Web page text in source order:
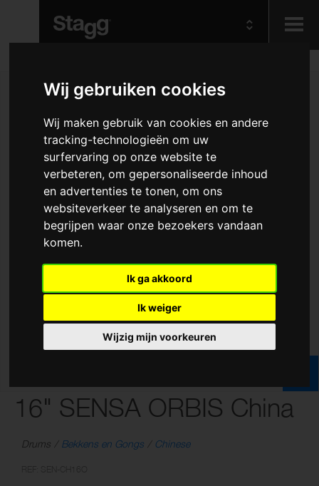
Wij gebruiken cookies
Wij maken gebruik van cookies en andere
tracking-technologieën om uw
surfervaring op onze website te
verbeteren, om gepersonaliseerde inhoud
en advertenties te tonen, om ons
websiteverkeer te analyseren en om te
begrijpen waar onze bezoekers vandaan
komen.
Ik ga akkoord
Ik weiger
Wijzig mijn voorkeuren
Audio &
Lighting
16" SENSA ORBIS China
Drums Bekkens en Gongs Chinese